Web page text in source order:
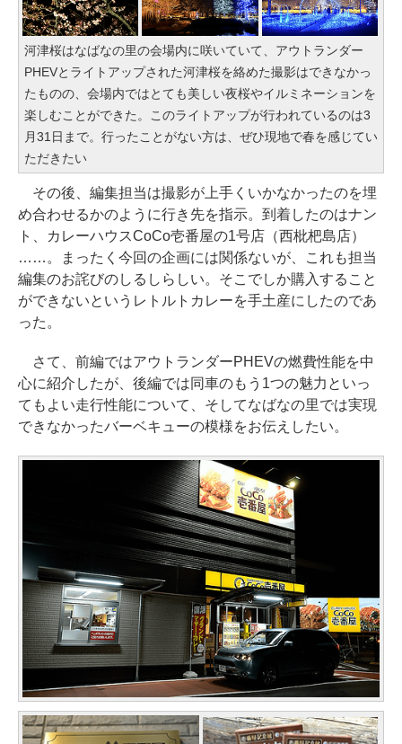
河津桜はなばなの里の会場内に咲いていて、アウトランダー
PHEVとライトアップされた河津桜を絡めた撮影はできなかっ
たものの、会場内ではとても美しい夜桜やイルミネーションを
楽しむことができた。このライトアップが行われているのは3
月31日まで。行ったことがない方は、ぜひ現地で春を感じてい
ただきたい
その後、編集担当は撮影が上手くいかなかったのを埋
め合わせるかのように行き先を指示。到着したのはナン
ト、カレーハウスCoCo壱番屋の1号店（西枇杷島店）
……。まったく今回の企画には関係ないが、これも担当
編集のお詫びのしるしらしい。そこでしか購入すること
ができないというレトルトカレーを手土産にしたのであ
った。
さて、前編ではアウトランダーPHEVの燃費性能を中
心に紹介したが、後編では同車のもう1つの魅力といっ
てもよい走行性能について、そしてなばなの里では実現
できなかったバーベキューの模様をお伝えしたい。